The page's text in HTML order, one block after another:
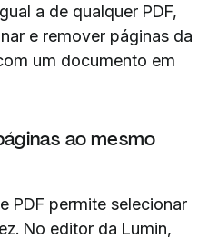
a de qualquer PDF,
e remover páginas da
um documento em
ao mesmo
PDF permite selecionar
No editor da Lumin,